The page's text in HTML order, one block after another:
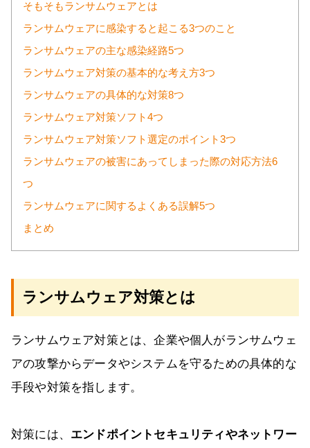
そもそもランサムウェアとは
ランサムウェアに感染すると起こる3つのこと
ランサムウェアの主な感染経路5つ
ランサムウェア対策の基本的な考え方3つ
ランサムウェアの具体的な対策8つ
ランサムウェア対策ソフト4つ
ランサムウェア対策ソフト選定のポイント3つ
ランサムウェアの被害にあってしまった際の対応方法6
つ
ランサムウェアに関するよくある誤解5つ
まとめ
ランサムウェア対策とは
ランサムウェア対策とは、企業や個人がランサムウェ
アの攻撃からデータやシステムを守るための具体的な
手段や対策を指します。
対策には、 エンドポイントセキュリティやネットワー